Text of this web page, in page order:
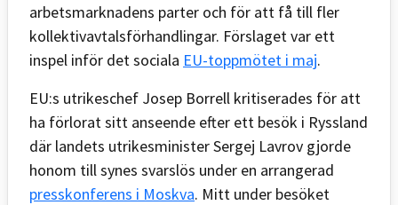
arbetsmarknadens parter och för att få till fler
kollektivavtalsförhandlingar. Förslaget var ett
inspel inför det sociala EU-toppmötet i maj.
EU:s utrikeschef Josep Borrell kritiserades för att
ha förlorat sitt anseende efter ett besök i Ryssland
där landets utrikesminister Sergej Lavrov gjorde
honom till synes svarslös under en arrangerad
presskonferens i Moskva. Mitt under besöket